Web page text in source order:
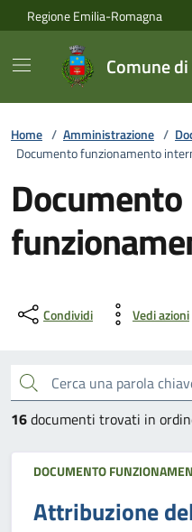
Vai ai contenuti
Vai al footer
Regione Emilia-Romagna
Comune
Home / Amministrazione /
Documento funzionamento
Documento
Condividi Vedi azioni
Cerca una parola chiave
16documenti trovati in
DOCUMENTO
Attribuzione